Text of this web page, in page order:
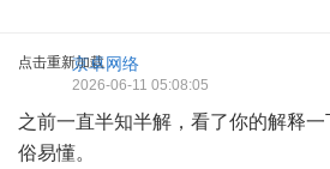
点击重新加载京卓网络
2026-06-11 05:08:05
之前一直半知半解，看了你的解释
俗易懂。